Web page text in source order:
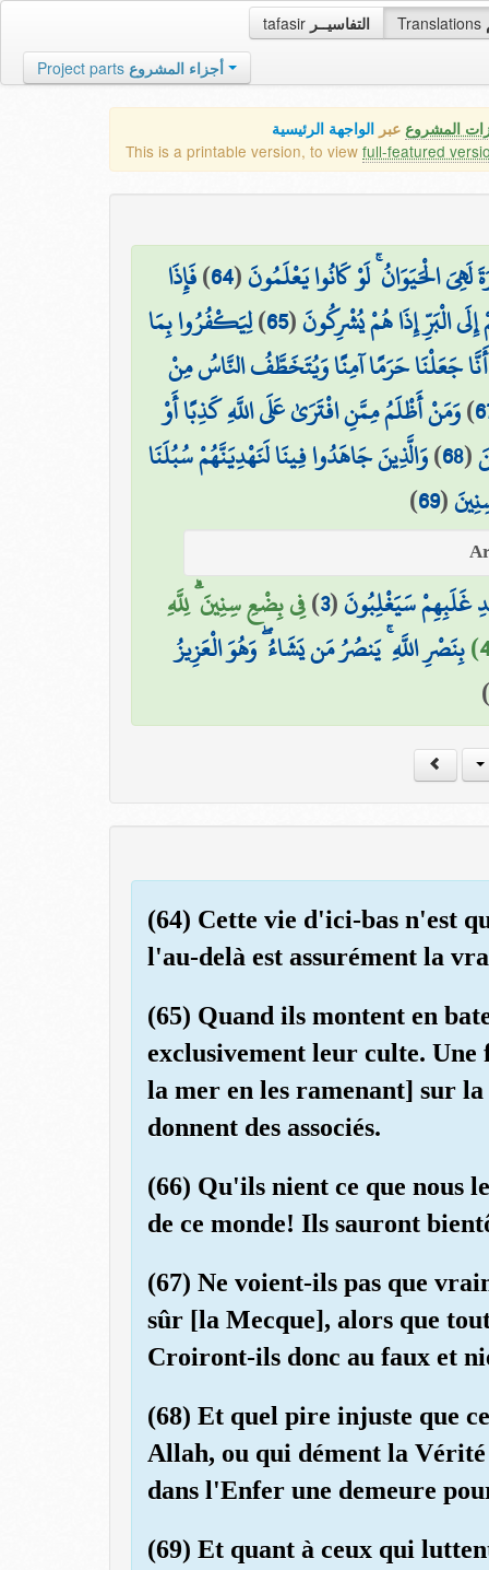
tafasir التفاسيــر Translations
Project parts أجزاء المشروع
المشروع عبر الواجهة الرئيسية
This is a printable version, to view full-featured
لَهِيَ الْحَيَوَانُ ۚ لَوْ كَانُوا يَعْلَمُونَ(
64
)فَإِذَا
الْبَرِّ إِذَا هُمْ يُشْرِكُونَ(
65
)لِيَكْفُرُوا بِمَا
أَنَّا جَعَلْنَا حَرَمًا آمِنًا وَيُتَخَطَّفُ النَّاسُ مِنْ
)وَمَنْ أَظْلَمُ مِمَّنِ افْتَرَىٰ عَلَى اللَّهِ كَذِبًا أَوْ
(
68
)وَالَّذِينَ جَاهَدُوا فِينَا لَنَهْدِيَنَّهُمْ سُبُلَنَا
(
69
)
غَلَبِهِمْ سَيَغْلِبُونَ(
3
)فِي بِضْعِ سِنِينَ ۗ لِلَّهِ
بِنَصْرِ اللَّهِ ۚ يَنصُرُ مَن يَشَاءُ ۖ وَهُوَ الْعَزِيزُ
)
(64) Cette vie d'ici-bas n'est
l'au-delà est assurément la
(65) Quand ils montent en
exclusivement leur culte. Une
la mer en les ramenant] sur
donnent des associés.
(66) Qu'ils nient ce que nous
de ce monde! Ils sauront
(67) Ne voient-ils pas que
sûr [la Mecque], alors que
Croiront-ils donc au faux et
(68) Et quel pire injuste que
Allah, ou qui dément la
dans l'Enfer une demeure
(69) Et quant à ceux qui